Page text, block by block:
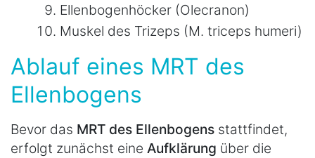
Ellenbogenhöcker (Olecranon)
Muskel des Trizeps (M. triceps humeri)
Ablauf eines MRT des
Ellenbogens
Bevor das MRT des Ellenbogens stattfindet,
erfolgt zunächst eine Aufklärung über die